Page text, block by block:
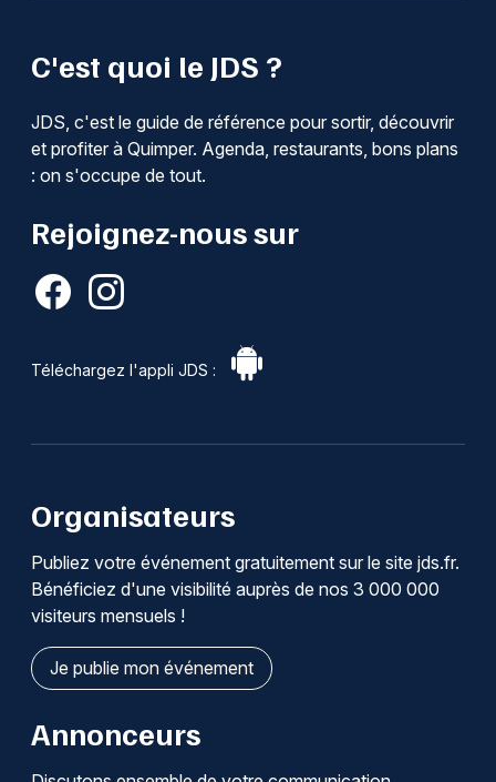
C'est quoi le JDS ?
JDS, c'est le guide de référence pour sortir, découvrir
et profiter à Quimper. Agenda, restaurants, bons plans
: on s'occupe de tout.
Rejoignez-nous sur
Téléchargez l'appli JDS :
Organisateurs
Publiez votre événement gratuitement sur le site jds.fr.
Bénéficiez d'une visibilité auprès de nos 3 000 000
visiteurs mensuels !
Je publie mon événement
Annonceurs